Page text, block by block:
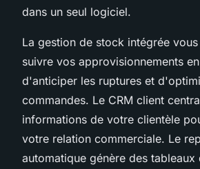
dans un seul logiciel.
La gestion de stock intégrée
suivre vos approvisionnements
d'anticiper les ruptures et
commandes. Le CRM client
informations de votre clientèle
votre relation commerciale. Le
automatique génère des